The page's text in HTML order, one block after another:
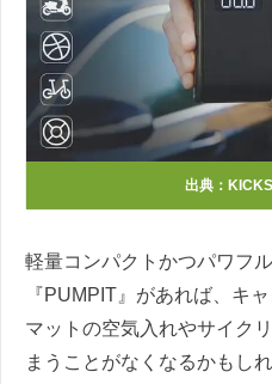
出典：
軽量コンパクトかつパワフ
『PUMPIT』があれば、キ
マットの空気入れやサイク
まうことがなくなるかもし